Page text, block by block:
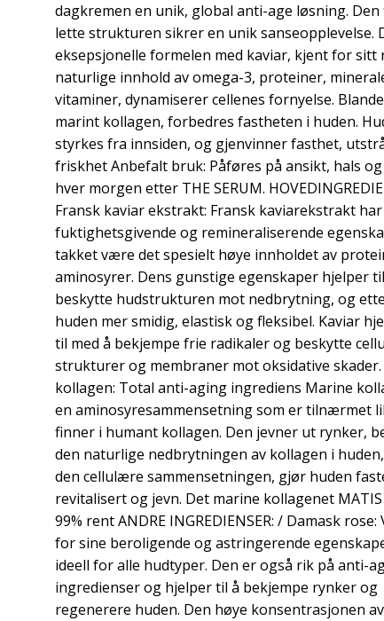
dagkremen en unik, global anti-age løsning. Den
lette strukturen sikrer en unik sanseopplevelse.
eksepsjonelle formelen med kaviar, kjent for sitt
naturlige innhold av omega-3, proteiner,
vitaminer, dynamiserer cellenes fornyelse.
marint kollagen, forbedres fastheten i huden.
styrkes fra innsiden, og gjenvinner fasthet,
friskhet Anbefalt bruk: Påføres på ansikt, hals
hver morgen etter THE SERUM.
Fransk kaviar ekstrakt: Fransk kaviarekstrakt
fuktighetsgivende og remineraliserende
takket være det spesielt høye innholdet av
aminosyrer. Dens gunstige egenskaper hjelper
beskytte hudstrukturen mot nedbrytning, og
huden mer smidig, elastisk og fleksibel. Kaviar
til med å bekjempe frie radikaler og beskytte
strukturer og membraner mot oksidative
kollagen: Total anti-aging ingrediens Marine
en aminosyresammensetning som er tilnærmet
finner i humant kollagen. Den jevner ut rynker,
den naturlige nedbrytningen av kollagen i
den cellulære sammensetningen, gjør huden
revitalisert og jevn. Det marine kollagenet
99% rent ANDRE INGREDIENSER: / Damask
for sine beroligende og astringerende
ideell for alle hudtyper. Den er også rik på anti-
ingredienser og hjelper til å bekjempe rynker og
regenerere huden. Den høye konsentrasjonen av